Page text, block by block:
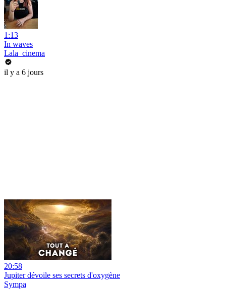
1:13
In waves
Lala_cinema
il y a 6 jours
20:58
Jupiter dévoile ses secrets d'oxygène
Sympa